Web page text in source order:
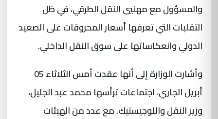
والمسؤول مع مهنيي النقل الطرقي، في ظل
التقلبات التي تعرفها أسعار المحروقات على الصعيد
الدولي وانعكاساتها على سوق النقل الداخلي.
وأشارت الوزارة إلى أنها عقدت أمس الثلاثاء 05
أبريل الجاري، اجتماعات ترأسها محمد عبد الجليل،
وزير النقل واللوجيستيك. مع عدد من الهيئات